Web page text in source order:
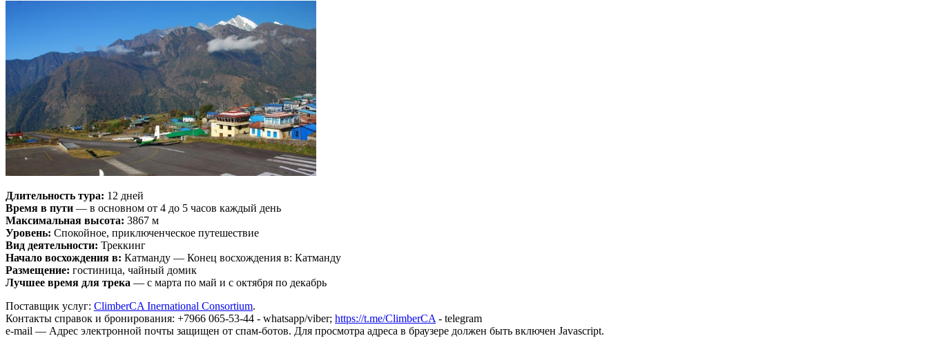
Длительность тура: 12 дней
Время в пути — в основном от 4 до 5 часов каждый день
Максимальная высота: 3867 м
Уровень: Спокойное, приключенческое путешествие
Вид деятельности: Треккинг
Начало восхождения в: Катманду — Конец восхождения в: Катманду
Размещение: гостиница, чайный домик
Лучшее время для трека — с марта по май и с октября по декабрь
Поставщик услуг: ClimberCA Inernational Consortium.
Контакты справок и бронирования: +7966 065-53-44 - whatsapp/viber; https://t.me/ClimberCA - telegram
e-mail — Адрес электронной почты защищен от спам-ботов. Для просмотра адреса в браузере должен быть включен Javascript.